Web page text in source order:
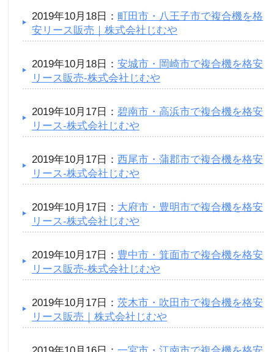
2019年10月18日： 町田市・八王子市で複合機を格
安リース販売｜株式会社じむや
2019年10月18日： 安城市・岡崎市で複合機を格安
リース販売-株式会社じむや
2019年10月17日： 碧南市・高浜市で複合機を格安
リース-株式会社じむや
2019年10月17日： 西尾市・蒲郡市で複合機を格安
リース-株式会社じむや
2019年10月17日： 大府市・豊明市で複合機を格安
リース-株式会社じむや
2019年10月17日： 豊中市・箕面市で複合機を格安
リース販売-株式会社じむや
2019年10月17日： 茨木市・吹田市で複合機を格安
リース販売｜株式会社じむや